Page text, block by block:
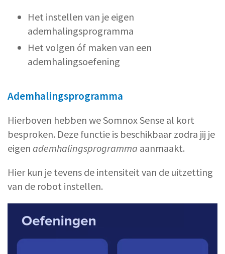
Het instellen van je eigen
ademhalingsprogramma
Het volgen óf maken van een
ademhalingsoefening
Ademhalingsprogramma
Hierboven hebben we Somnox Sense al kort
besproken. Deze functie is beschikbaar zodra jij je
eigen ademhalingsprogramma aanmaakt.
Hier kun je tevens de intensiteit van de uitzetting
van de robot instellen.